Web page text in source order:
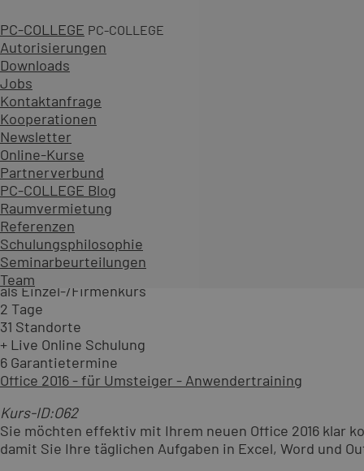
PC-COLLEGE PC-COLLEGE
Autorisierungen
Downloads
Jobs
Kontaktanfrage
Kooperationen
Newsletter
Online-Kurse
Partnerverbund
PC-COLLEGE Blog
Raumvermietung
Referenzen
Schulungsphilosophie
Seminarbeurteilungen
Team
Zum Kurs
als Einzel-/Firmenkurs
2 Tage
31 Standorte
+ Live Online Schulung
8 Garantietermine
PowerPoint - Aufbaukurs
Kurs-ID:7PA
Wie Sie die fortgeschrittenen Techniken in PowerPoint
gehen auf die Optimierung der
ab 657,00 €
(ab 781,83 € inkl. 19 % MwSt.)
Zum Kurs
als Einzel-/Firmenkurs
2 Tage
31 Standorte
+ Live Online Schulung
6 Garantietermine
Office 2016 - für Umsteiger - Anwendertraining
Kurs-ID:O62
Sie möchten effektiv mit Ihrem neuen Office 2016 klar
damit Sie Ihre täglichen Aufgaben in Excel, Word und